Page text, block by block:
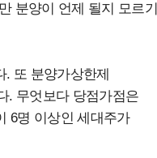
분양이 언제 될지 모르기
. 또 분양가상한제
. 무엇보다 당점가점은
6명 이상인 세대주가